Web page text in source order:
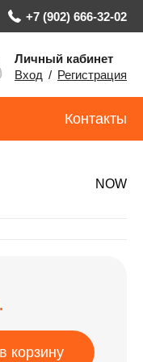
+7 (902) 666-32-02
Личный кабинет
Вход / Регистрация
Контакты
NOW
корзину